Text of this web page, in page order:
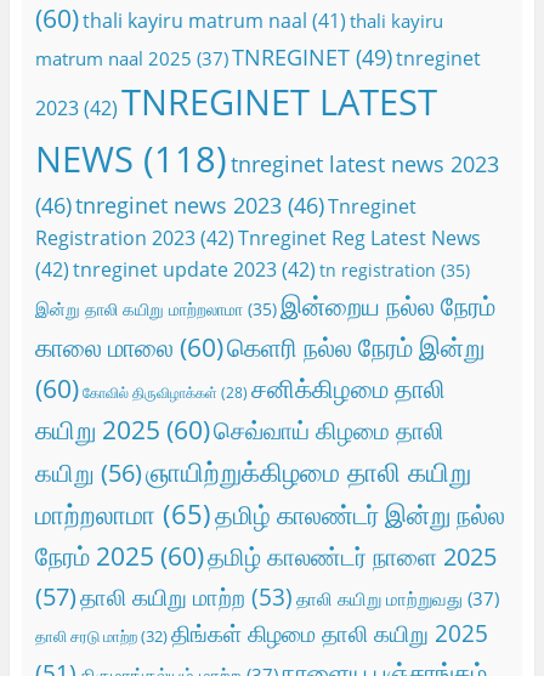
(60)thali kayiru matrum naal (41) thali kayiru
matrum naal 2025 (37)TNREGINET(49)tnreginet
2023(42)TNREGINET LATEST
NEWS (118)tnreginet latest news 2023
(46)tnreginet news 2023(46)Tnreginet
Registration 2023(42)Tnreginet Reg Latest News
(42)tnreginet update 2023(42) tn registration (35)
இன்று தாலி கயிறு மாற்றலாமா(35)இன்றைய நல்ல நேரம்
காலை மாலை (60)கெளரி நல்ல நேரம் இன்று
(60) கோவில் திருவிழாக்கள் (28) சனிக்கிழமை தாலி
கயிறு 2025 (60)செவ்வாய் கிழமை தாலி
கயிறு (56)ஞாயிற்றுக்கிழமை தாலி கயிறு
மாற்றலாமா (65)தமிழ் காலண்டர் இன்று நல்ல
நேரம் 2025 (60)தமிழ் காலண்டர் நாளை 2025
(57)தாலி கயிறு மாற்ற (53) தாலி கயிறு மாற்றுவது (37)
தாலி சரடு மாற்ற(32)திங்கள் கிழமை தாலி கயிறு 2025